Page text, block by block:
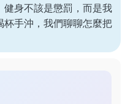
身不該是懲罰，而是我
手沖，我們聊聊怎麼把